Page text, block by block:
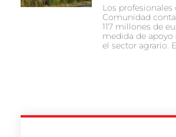
Los profesionales
Comunidad
117 millones de
medida de apoyo
el sector agrario.